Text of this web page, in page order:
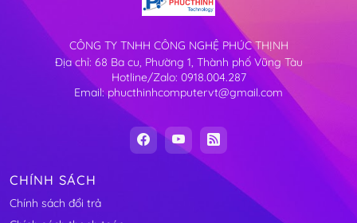
CÔNG TY TNHH CÔNG NGHỆ PHÚC THỊNH
Địa chỉ: 68 Ba cu, Phường 1, Thành phố Vũng Tàu
Hotline/Zalo: 0918.004.287
Email: phucthinhcomputervt@gmail.com
CHÍNH SÁCH
Chính sách đổi trả